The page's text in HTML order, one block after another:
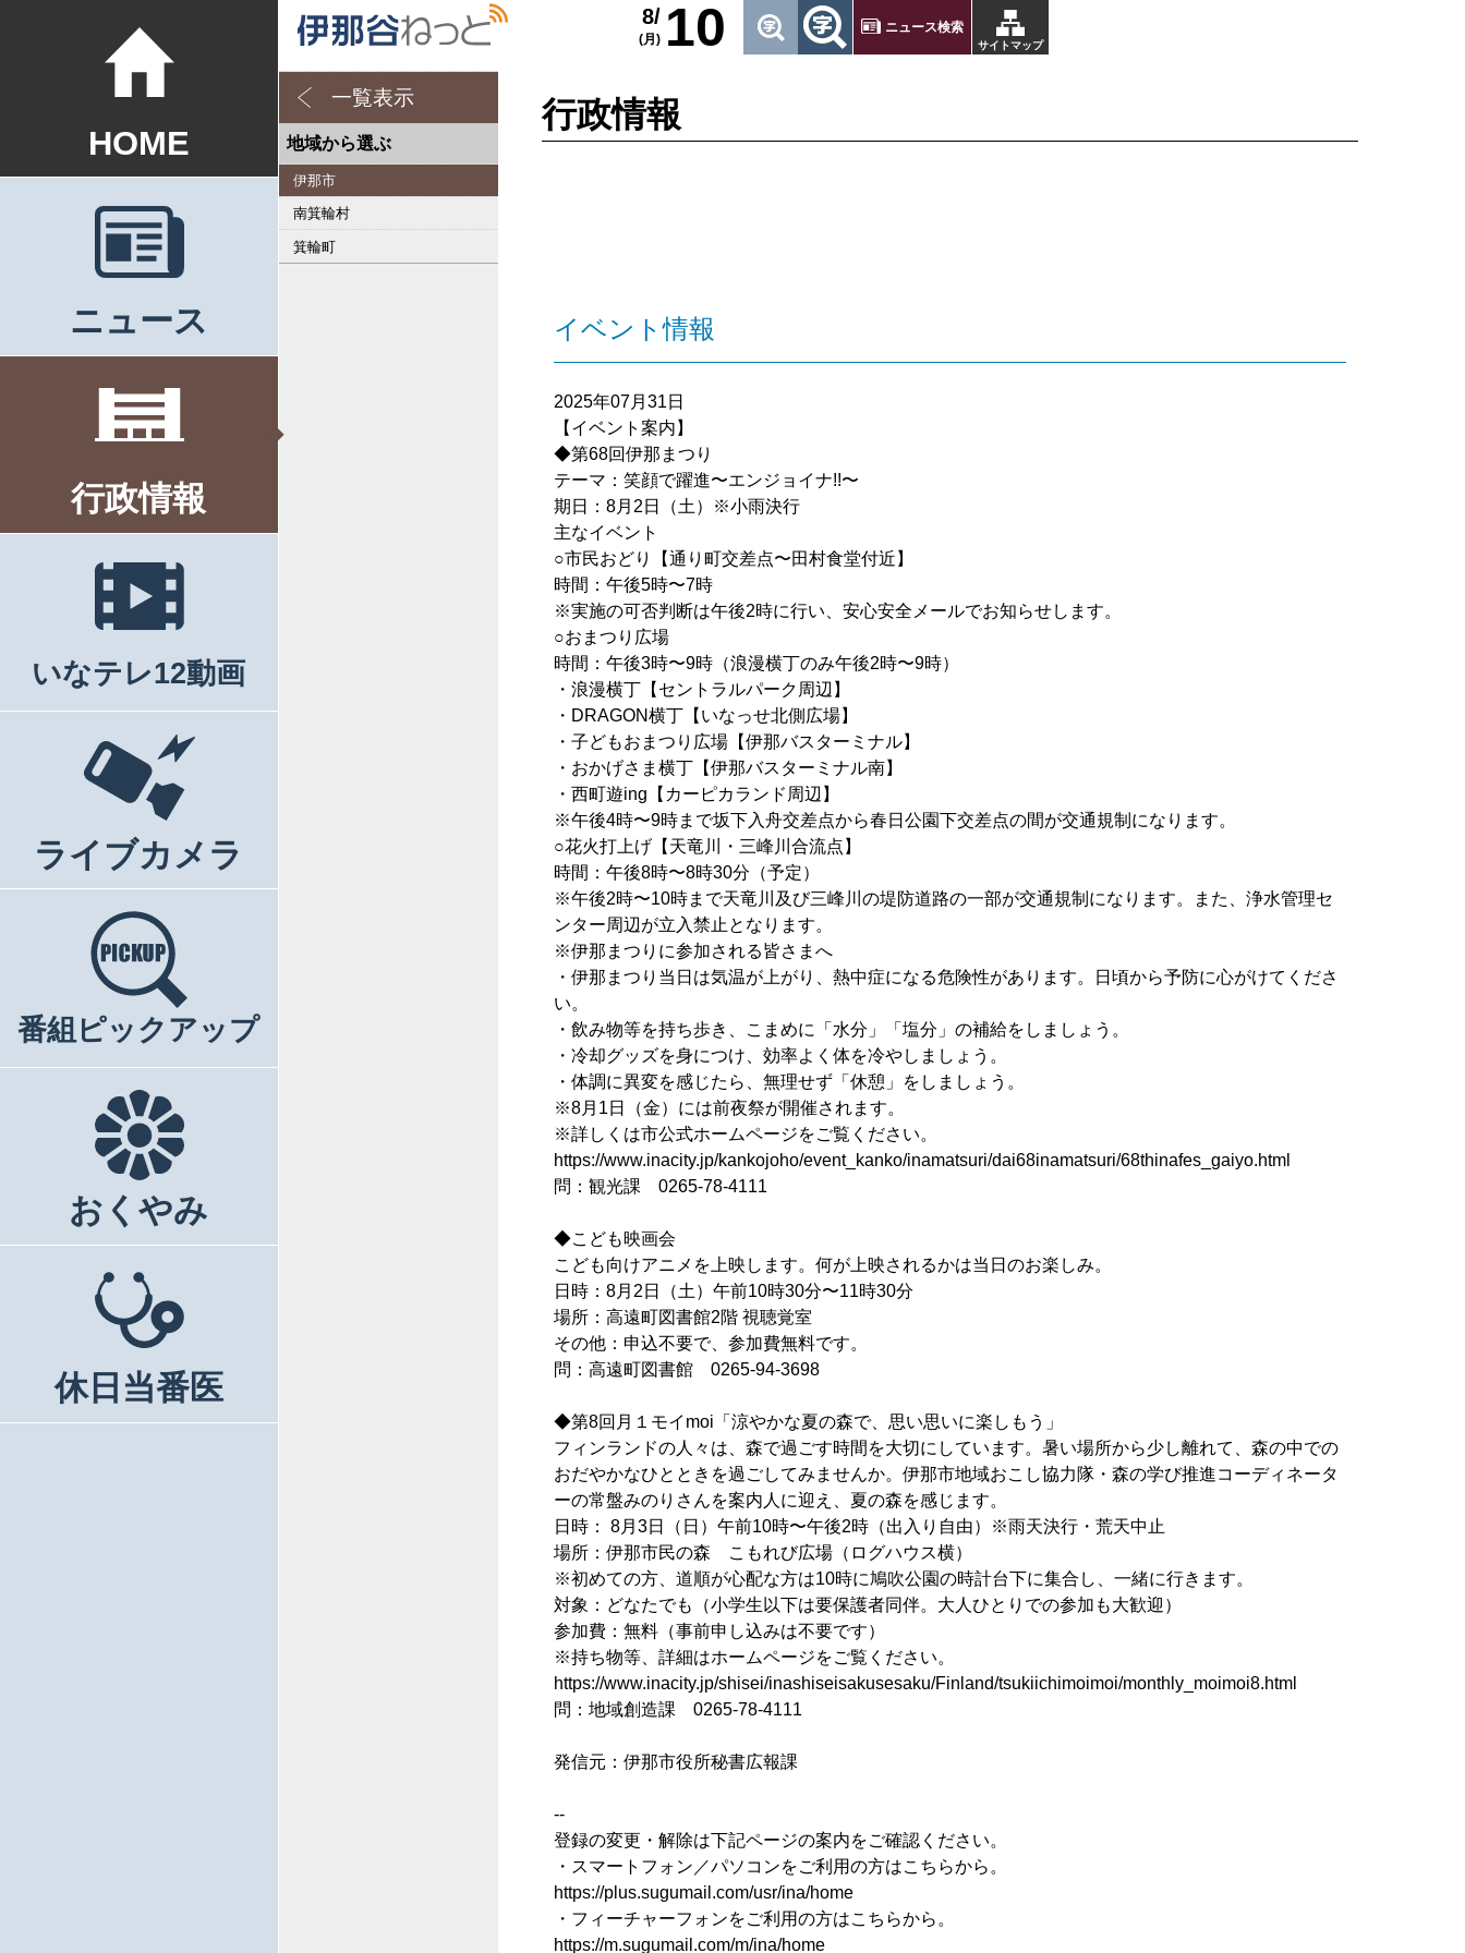
サイトマップ
ニュース検索
10
8/
(月)
HOME
ニュース
行政情報
いなテレ12動画
ライブカメラ
番組ピックアップ
おくやみ
休日当番医
一覧表示
地域から選ぶ
伊那市
南箕輪村
箕輪町
行政情報
イベント情報
2025年07月31日
【イベント案内】
◆第68回伊那まつり
テーマ：笑顔で躍進〜エンジョイナ!!〜
期日：8月2日（土）※小雨決行
主なイベント
○市民おどり【通り町交差点〜田村食堂付近】
時間：午後5時〜7時
※実施の可否判断は午後2時に行い、安心安全メールでお知らせします。
○おまつり広場
時間：午後3時〜9時（浪漫横丁のみ午後2時〜9時）
・浪漫横丁【セントラルパーク周辺】
・DRAGON横丁【いなっせ北側広場】
・子どもおまつり広場【伊那バスターミナル】
・おかげさま横丁【伊那バスターミナル南】
・西町遊ing【カーピカランド周辺】
※午後4時〜9時まで坂下入舟交差点から春日公園下交差点の間が交通規制になります。
○花火打上げ【天竜川・三峰川合流点】
時間：午後8時〜8時30分（予定）
※午後2時〜10時まで天竜川及び三峰川の堤防道路の一部が交通規制になります。また、浄水管理セ
ンター周辺が立入禁止となります。
※伊那まつりに参加される皆さまへ
・伊那まつり当日は気温が上がり、熱中症になる危険性があります。日頃から予防に心がけてくださ
い。
・飲み物等を持ち歩き、こまめに「水分」「塩分」の補給をしましょう。
・冷却グッズを身につけ、効率よく体を冷やしましょう。
・体調に異変を感じたら、無理せず「休憩」をしましょう。
※8月1日（金）には前夜祭が開催されます。
※詳しくは市公式ホームページをご覧ください。
https://www.inacity.jp/kankojoho/event_kanko/inamatsuri/dai68inamatsuri/68thinafes_gaiyo.html
問：観光課 0265-78-4111
◆こども映画会
こども向けアニメを上映します。何が上映されるかは当日のお楽しみ。
日時：8月2日（土）午前10時30分〜11時30分
場所：高遠町図書館2階 視聴覚室
その他：申込不要で、参加費無料です。
問：高遠町図書館 0265-94-3698
◆第8回月１モイmoi「涼やかな夏の森で、思い思いに楽しもう」
フィンランドの人々は、森で過ごす時間を大切にしています。暑い場所から少し離れて、森の中での
おだやかなひとときを過ごしてみませんか。伊那市地域おこし協力隊・森の学び推進コーディネータ
ーの常盤みのりさんを案内人に迎え、夏の森を感じます。
日時： 8月3日（日）午前10時〜午後2時（出入り自由）※雨天決行・荒天中止
場所：伊那市民の森 こもれび広場（ログハウス横）
※初めての方、道順が心配な方は10時に鳩吹公園の時計台下に集合し、一緒に行きます。
対象：どなたでも（小学生以下は要保護者同伴。大人ひとりでの参加も大歓迎）
参加費：無料（事前申し込みは不要です）
※持ち物等、詳細はホームページをご覧ください。
https://www.inacity.jp/shisei/inashiseisakusesaku/Finland/tsukiichimoimoi/monthly_moimoi8.html
問：地域創造課 0265-78-4111
発信元：伊那市役所秘書広報課
--
登録の変更・解除は下記ページの案内をご確認ください。
・スマートフォン／パソコンをご利用の方はこちらから。
https://plus.sugumail.com/usr/ina/home
・フィーチャーフォンをご利用の方はこちらから。
https://m.sugumail.com/m/ina/home